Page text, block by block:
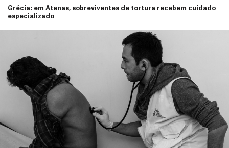
Grécia: em Atenas, sobreviventes de tortura recebem cuidado
especializado